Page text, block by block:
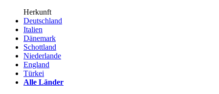
Herkunft
Deutschland
Italien
Dänemark
Schottland
Niederlande
England
Türkei
Alle Länder